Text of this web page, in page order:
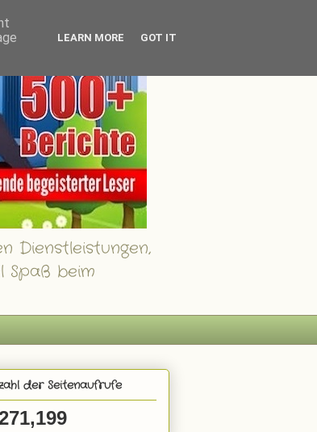
Dienstleistungen,
beim
der Seitenaufrufe
LEARN MORE GOT IT